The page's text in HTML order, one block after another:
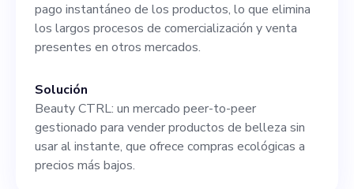
pago instantáneo de los productos, lo que elimina
los largos procesos de comercialización y venta
presentes en otros mercados.
Solución
Beauty CTRL: un mercado peer-to-peer
gestionado para vender productos de belleza sin
usar al instante, que ofrece compras ecológicas a
precios más bajos.